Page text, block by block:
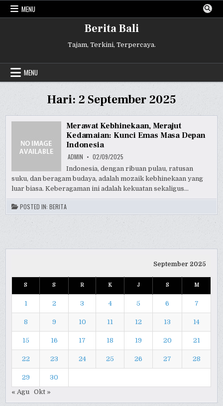
Skip
MENU
Berita Bali
Tajam, Terkini, Terpercaya.
MENU
Hari: 2 September 2025
Merawat Kebhinekaan, Merajut
Kedamaian: Kunci Emas Masa Depan
Indonesia
ADMIN 02/09/2025
Indonesia, dengan ribuan pulau, ratusan
suku, dan beragam budaya, adalah mozaik kebhinekaan yang
luar biasa. Keberagaman ini adalah kekuatan sekaligus…
POSTED IN:BERITA
September 2025
S S R K J S M
1 2 3 4 5 6 7
8 9 10 11 12 13 14
15 16 17 18 19 20 21
22 23 24 25 26 27 28
29
30
« Agu
Okt »